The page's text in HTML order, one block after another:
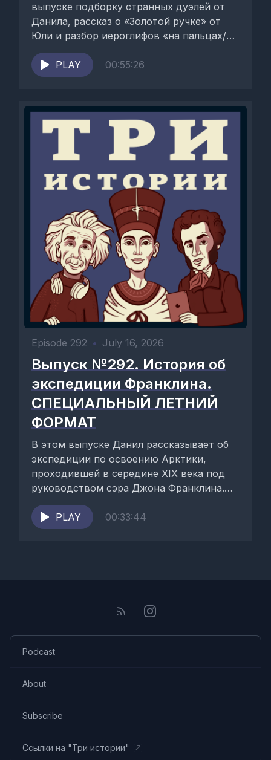
выпуске подборку странных дуэлей от
Данила, рассказ о «Золотой ручке» от
Юли и разбор иероглифов «на пальцах/
картинках» от...
PLAY
00:55:26
Episode 292 • July 16, 2026
Выпуск №292. История об
экспедиции Франклина.
СПЕЦИАЛЬНЫЙ ЛЕТНИЙ
ФОРМАТ
В этом выпуске Данил рассказывает об
экспедиции по освоению Арктики,
проходившей в середине XIX века под
руководством сэра Джона Франклина.
Ведущие подкаста: Данил Антоненков, ...
PLAY
00:33:44
Podcast
About
Subscribe
Ссылки на "Три истории"